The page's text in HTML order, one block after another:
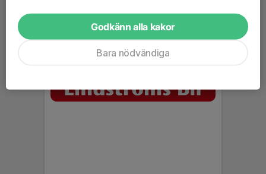
Godkänn alla kakor
Bara nödvändiga